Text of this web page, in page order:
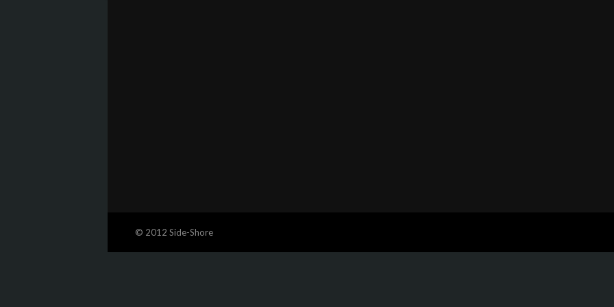
© 2012 Side-Shore